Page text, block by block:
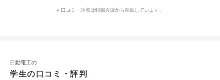
※ 口コミ・評点は転職会議から転載しています。
日動電工の
学生の口コミ・評判